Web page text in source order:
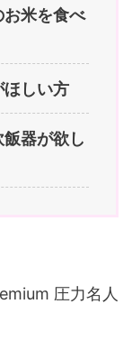
米を食べ
ほしい方
器が欲し
圧力名人